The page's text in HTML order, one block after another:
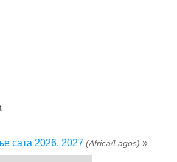
сата 2026, 2027 (Africa/Lagos) »